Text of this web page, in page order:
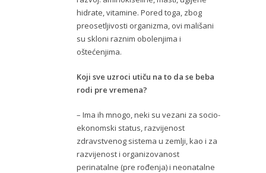
hidrate, vitamine. Pored toga, zbog
preosetljivosti organizma, ovi mališani
su skloni raznim obolenjima i
oštećenjima.
Koji sve uzroci utiču na to da se beba
rodi pre vremena?
– Ima ih mnogo, neki su vezani za socio-
ekonomski status, razvijenost
zdravstvenog sistema u zemlji, kao i za
razvijenost i organizovanost
perinatalne (pre rođenja) i neonatalne